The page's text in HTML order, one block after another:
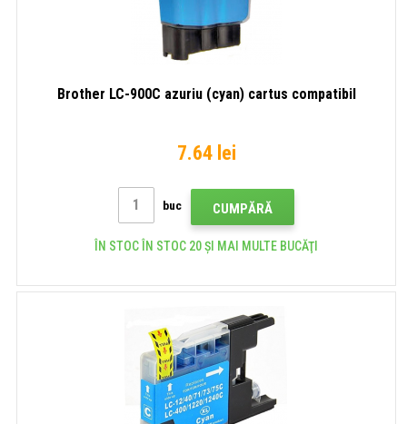
Brother LC-900C azuriu (cyan) cartus compatibil
7.64 lei
buc CUMPĂRĂ
ÎN STOC ÎN STOC 20 ȘI MAI MULTE BUCĂŢI